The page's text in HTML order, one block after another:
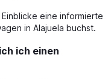
eine informierte
in Alajuela buchst.
ich einen